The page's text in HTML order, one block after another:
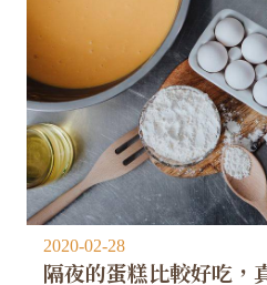
2020-02-28
隔夜的蛋糕比較好吃，